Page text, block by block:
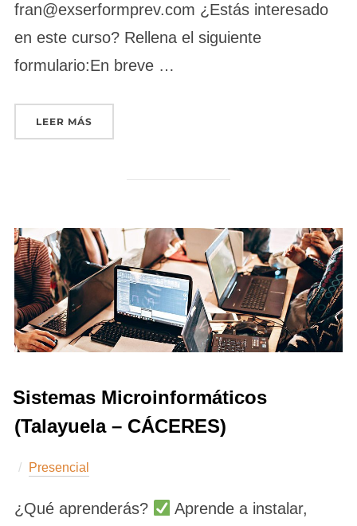
fran@exserformprev.com ¿Estás interesado
en este curso? Rellena el siguiente
formulario:En breve …
LEER MÁS«ATENCIÓN SOCIOSANITARIA A PERSONAS
Sistemas Microinformáticos
(Talayuela – CÁCERES)
Presencial
¿Qué aprenderás?
Aprende a instalar,